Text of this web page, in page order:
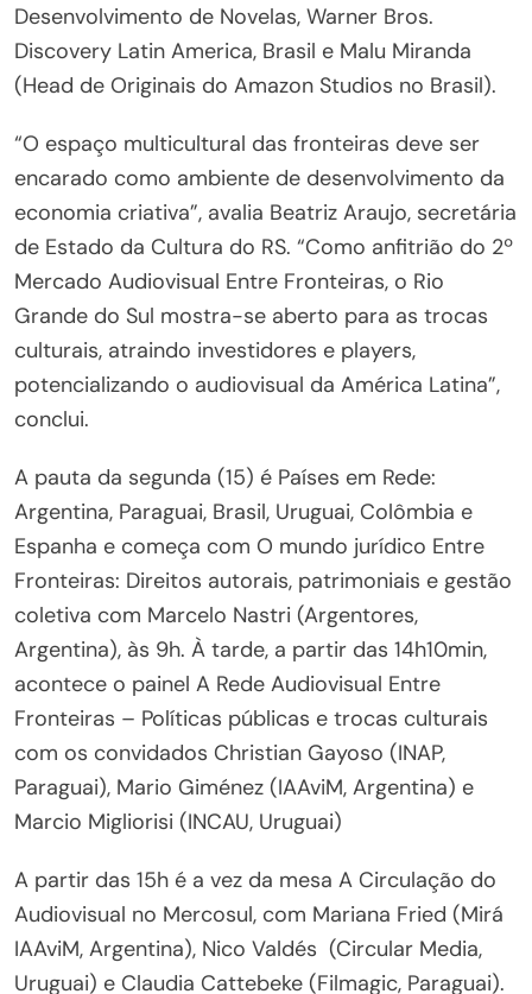
Desenvolvimento de Novelas, Warner Bros.
Discovery Latin America, Brasil e Malu Miranda
(Head de Originais do Amazon Studios no Brasil).
“O espaço multicultural das fronteiras deve ser
encarado como ambiente de desenvolvimento da
economia criativa”, avalia Beatriz Araujo, secretária
de Estado da Cultura do RS. “Como anfitrião do 2º
Mercado Audiovisual Entre Fronteiras, o Rio
Grande do Sul mostra-se aberto para as trocas
culturais, atraindo investidores e players,
potencializando o audiovisual da América Latina”,
conclui.
A pauta da segunda (15) é Países em Rede:
Argentina, Paraguai, Brasil, Uruguai, Colômbia e
Espanha e começa com O mundo jurídico Entre
Fronteiras: Direitos autorais, patrimoniais e gestão
coletiva com Marcelo Nastri (Argentores,
Argentina), às 9h. À tarde, a partir das 14h10min,
acontece o painel A Rede Audiovisual Entre
Fronteiras – Políticas públicas e trocas culturais
com os convidados Christian Gayoso (INAP,
Paraguai), Mario Giménez (IAAviM, Argentina) e
Marcio Migliorisi (INCAU, Uruguai)
A partir das 15h é a vez da mesa A Circulação do
Audiovisual no Mercosul, com Mariana Fried (Mirá
IAAviM, Argentina), Nico Valdés (Circular Media,
Uruguai) e Claudia Cattebeke (Filmagic, Paraguai).